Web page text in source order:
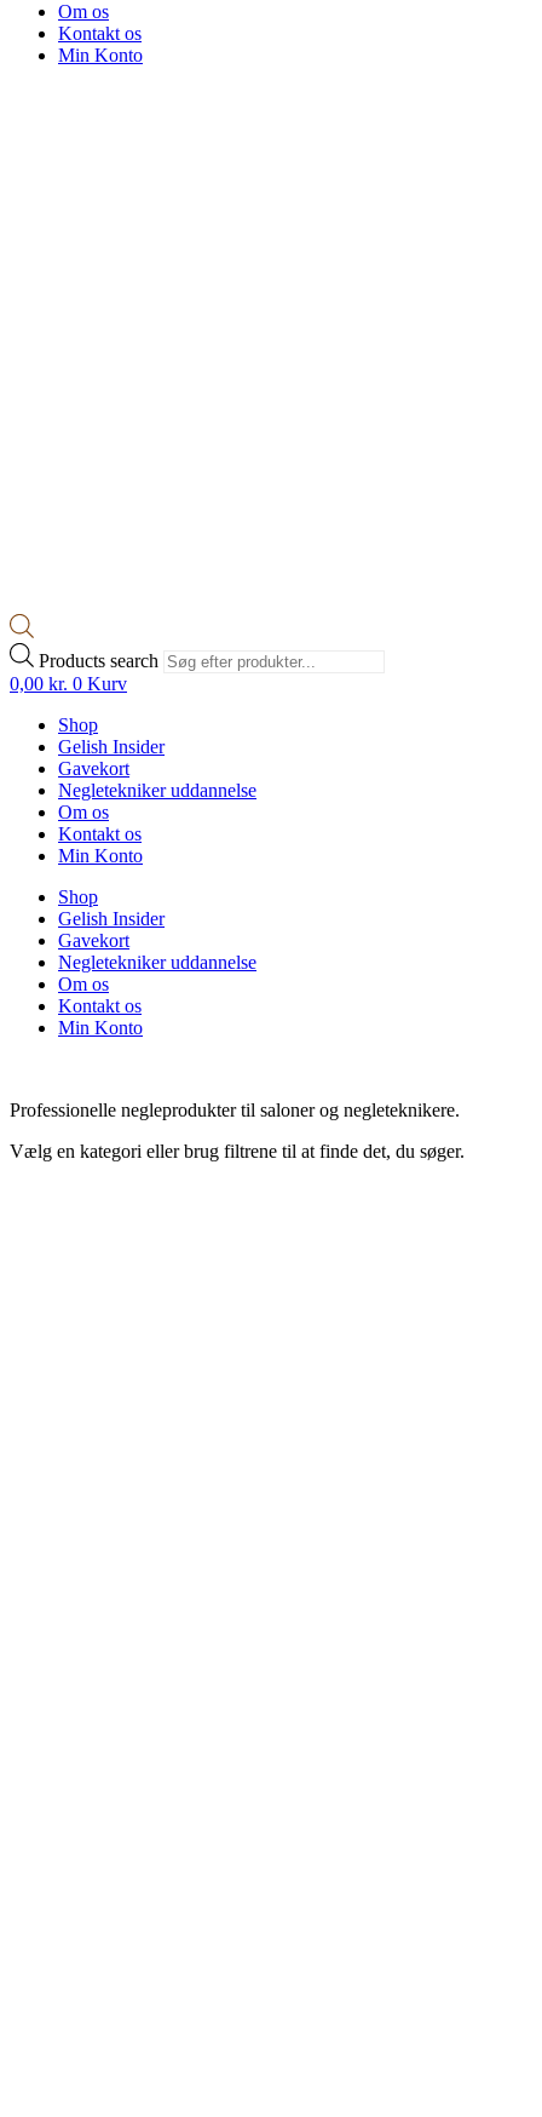
Om os
Kontakt os
Min Konto
Products search
0,00 kr. 0 Kurv
Shop
Gelish Insider
Gavekort
Negletekniker uddannelse
Om os
Kontakt os
Min Konto
Shop
Gelish Insider
Gavekort
Negletekniker uddannelse
Om os
Kontakt os
Min Konto
Professionelle negleprodukter til saloner og negleteknikere.
Vælg en kategori eller brug filtrene til at finde det, du søger.